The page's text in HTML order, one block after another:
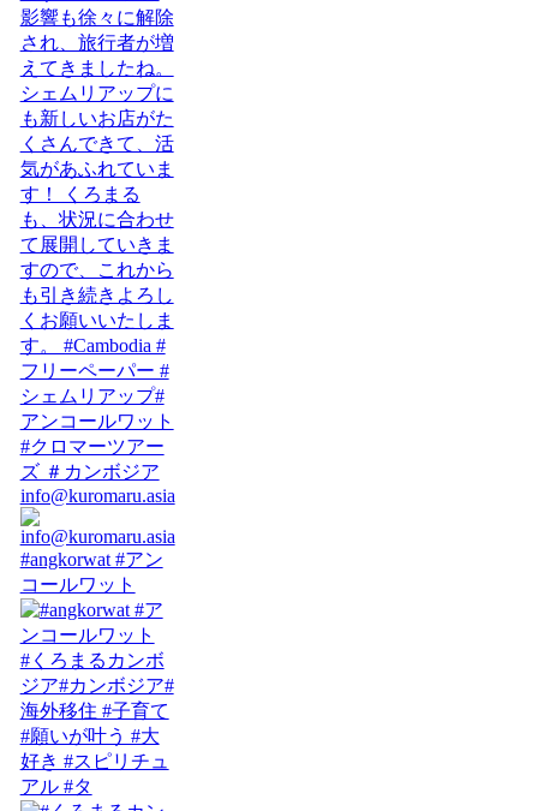
info@kuromaru.asia
#angkorwat #アン
コールワット
#くろまるカンボ
ジア#カンボジア#
海外移住 #子育て
#願いが叶う #大
好き #スピリチュ
アル #タ